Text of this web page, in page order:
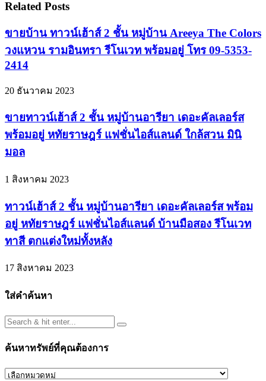
Related Posts
ขายบ้าน ทาวน์เฮ้าส์ 2 ชั้น หมู่บ้าน Areeya The Colors
วงแหวน รามอินทรา รีโนเวท พร้อมอยู่ โทร 09-5353-
2414
20 ธันวาคม 2023
ขายทาวน์เฮ้าส์ 2 ชั้น หมู่บ้านอารียา เดอะคัลเลอร์ส
พร้อมอยู่ หทัยราษฎร์ แฟชั่นไอส์แลนด์ ใกล้สวน มินิ
มอล
1 สิงหาคม 2023
ทาวน์เฮ้าส์ 2 ชั้น หมู่บ้านอารียา เดอะคัลเลอร์ส พร้อม
อยู่ หทัยราษฎร์ แฟชั่นไอส์แลนด์ บ้านมือสอง รีโนเวท
ทาสี ตกแต่งใหม่ทั้งหลัง
17 สิงหาคม 2023
ใส่คำค้นหา
ค้นหาทรัพย์ที่คุณต้องการ
ค้นหา